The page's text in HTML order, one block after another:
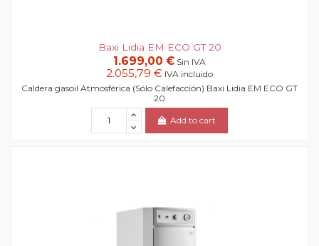
Baxi Lidia EM ECO GT 20
1.699,00 € Sin IVA
2.055,79 € IVA incluido
Caldera gasoil Atmosférica (Sólo Calefacción) Baxi Lidia EM ECO GT
20
Add to cart